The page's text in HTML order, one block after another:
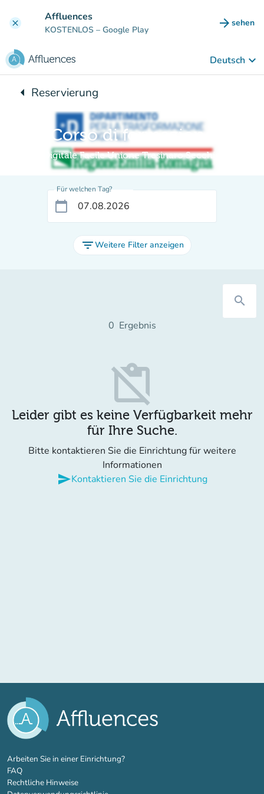
clear Affluences
KOSTENLOS – Google Play arrow_forward sehen
(new
Deutsch keyboard_arrow_down
arrow_leftZurück zu:
Reservierung
Corso di formazione
Digitale Facile Unione Tresinaro Secchia
Für welchen Tag?
calendar_today
filter_listWeitere Filter anzeigen
search
0 Ergebnis
content_paste_off
Leider gibt es keine Verfügbarkeit mehr
für Ihre Suche.
Bitte kontaktieren Sie die Einrichtung für weitere
Informationen
sendKontaktieren Sie die Einrichtung
Arbeiten Sie in einer Einrichtung?(new tab)
FAQ
Rechtliche Hinweise